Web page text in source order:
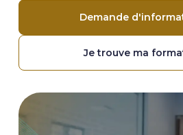
Demande
Je trouve ma
Image